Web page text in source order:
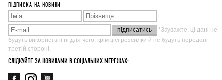
ПІДПИСКА НА НОВИНИ
*Зауважте, ці дані не
будуть використані ні для чого, крім цієї розсилки й не будуть передані
третій стороні.
СЛІДКУЙТЕ ЗА НОВИНАМИ В СОЦІАЛЬНИХ МЕРЕЖАХ: